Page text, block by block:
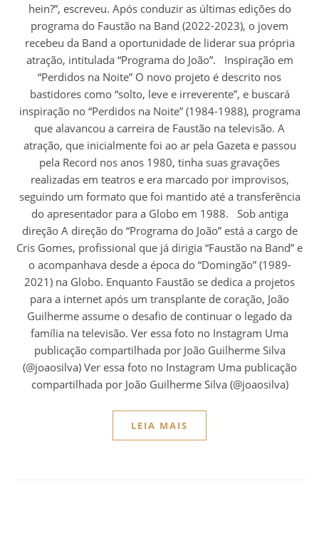
hein?”, escreveu. Após conduzir as últimas edições do
programa do Faustão na Band (2022-2023), o jovem
recebeu da Band a oportunidade de liderar sua própria
atração, intitulada “Programa do João”. Inspiração em
“Perdidos na Noite” O novo projeto é descrito nos
bastidores como “solto, leve e irreverente”, e buscará
inspiração no “Perdidos na Noite” (1984-1988), programa
que alavancou a carreira de Faustão na televisão. A
atração, que inicialmente foi ao ar pela Gazeta e passou
pela Record nos anos 1980, tinha suas gravações
realizadas em teatros e era marcado por improvisos,
seguindo um formato que foi mantido até a transferência
do apresentador para a Globo em 1988. Sob antiga
direção A direção do “Programa do João” está a cargo de
Cris Gomes, profissional que já dirigia “Faustão na Band” e
o acompanhava desde a época do “Domingão” (1989-
2021) na Globo. Enquanto Faustão se dedica a projetos
para a internet após um transplante de coração, João
Guilherme assume o desafio de continuar o legado da
família na televisão. Ver essa foto no Instagram Uma
publicação compartilhada por João Guilherme Silva
(@joaosilva) Ver essa foto no Instagram Uma publicação
compartilhada por João Guilherme Silva (@joaosilva)
LEIA MAIS